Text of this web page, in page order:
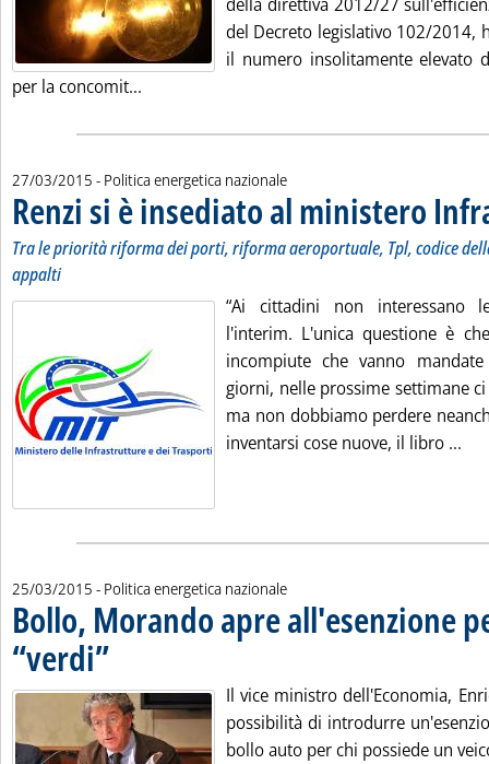
del Decreto legislativo 102/2014,
il numero insolitamente elevato
per la concomit...
27/03/2015 - Politica energetica nazionale
Renzi si è insediato al ministero
Tra le priorità riforma dei porti, riforma aeroportuale, Tpl, codice
appalti
“Ai cittadini non interessano
l'interim. L'unica questione è
incompiute che vanno
giorni, nelle prossime settimane
ma non dobbiamo perdere
inventarsi cose nuove, il libro ...
25/03/2015 - Politica energetica nazionale
Bollo, Morando apre all'esenzione
“verdi”. Pubblicata mercoledì 25 marzo 2015 alle 13.33.
Il vice ministro dell'Economia,
possibilità di introdurre
bollo auto per chi possiede un